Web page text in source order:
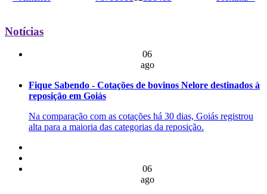
Notícias
06
ago
Fique Sabendo - Cotações de bovinos Nelore destinados à
reposição em Goiás
Na comparação com as cotações há 30 dias, Goiás registrou
alta para a maioria das categorias da reposição.
06
ago